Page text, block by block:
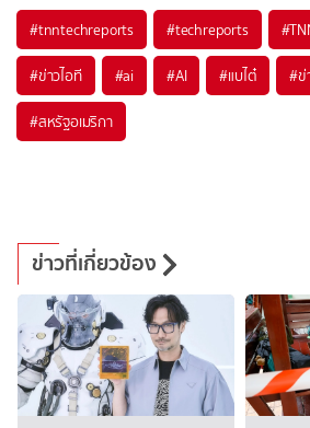
#tnntechreports #techreports #
#ข่าวไอที #ai #AI #แบไต๋ #ข่
#สหรัฐอเมริกา
ข่าวที่เกี่ยวข้อง